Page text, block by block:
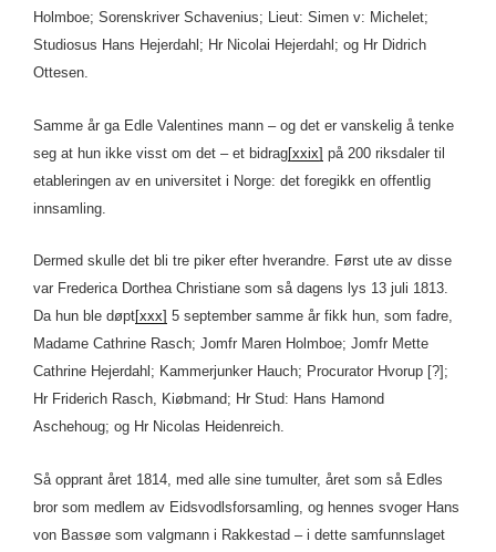
Holmboe; Sorenskriver Schavenius; Lieut: Simen v: Michelet;
Studiosus Hans Hejerdahl; Hr Nicolai Hejerdahl; og Hr Didrich
Ottesen.
Samme år ga Edle Valentines mann – og det er vanskelig å tenke
seg at hun ikke visst om det – et bidrag[xxix] på 200 riksdaler til
etableringen av en universitet i Norge: det foregikk en offentlig
innsamling.
Dermed skulle det bli tre piker efter hverandre. Først ute av disse
var Frederica Dorthea Christiane som så dagens lys 13 juli 1813.
Da hun ble døpt[xxx] 5 september samme år fikk hun, som fadre,
Madame Cathrine Rasch; Jomfr Maren Holmboe; Jomfr Mette
Cathrine Hejerdahl; Kammerjunker Hauch; Procurator Hvorup [?];
Hr Friderich Rasch, Kiøbmand; Hr Stud: Hans Hamond
Aschehoug; og Hr Nicolas Heidenreich.
Så opprant året 1814, med alle sine tumulter, året som så Edles
bror som medlem av Eidsvodlsforsamling, og hennes svoger Hans
von Bassøe som valgmann i Rakkestad – i dette samfunnslaget